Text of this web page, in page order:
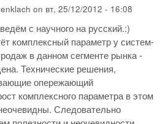
on вт, 25/12/2012 - 16:08
с научного на русский.:)
комплексный параметр у систем-
в данном сегменте рынка -
Технические решения,
опережающий
комплексного параметра в этом
Следовательно